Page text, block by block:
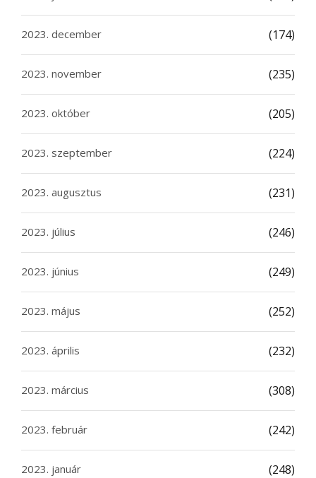
2023. december (174)
2023. november (235)
2023. október (205)
2023. szeptember (224)
2023. augusztus (231)
2023. július (246)
2023. június (249)
2023. május (252)
2023. április (232)
2023. március (308)
2023. február (242)
2023. január (248)